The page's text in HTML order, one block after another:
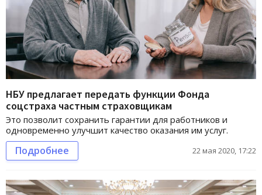
НБУ предлагает передать функции Фонда
соцстраха частным страховщикам
Это позволит сохранить гарантии для работников и
одновременно улучшит качество оказания им услуг.
Подробнее 22 мая 2020, 17:22